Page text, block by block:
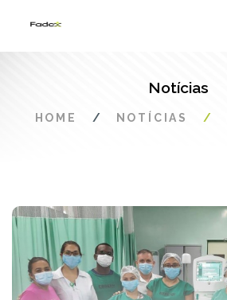
Notícias
HOME NOTÍCIAS